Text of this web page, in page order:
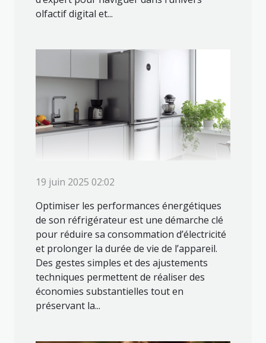
olfactif digital et...
19 juin 2025 02:02
Optimiser les performances énergétiques
de son réfrigérateur est une démarche clé
pour réduire sa consommation d’électricité
et prolonger la durée de vie de l’appareil.
Des gestes simples et des ajustements
techniques permettent de réaliser des
économies substantielles tout en
préservant la...